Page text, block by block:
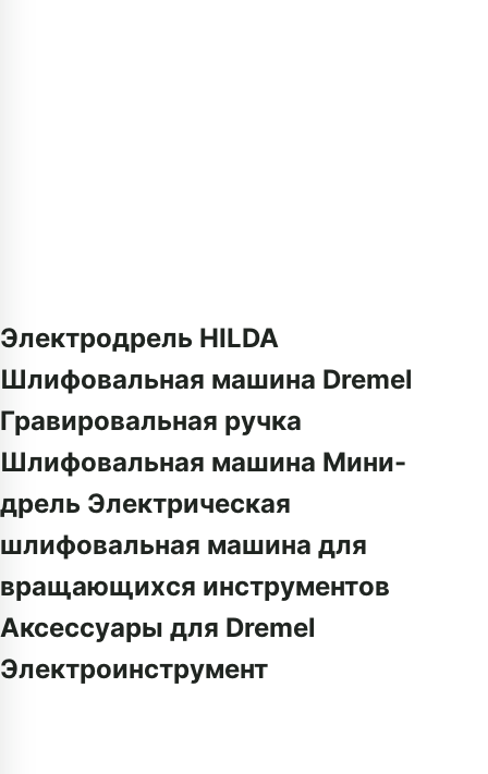
Электродрель HILDA
Шлифовальная машина Dremel
Гравировальная ручка
Шлифовальная машина Мини-
дрель Электрическая
шлифовальная машина для
вращающихся инструментов
Аксессуары для Dremel
Электроинструмент